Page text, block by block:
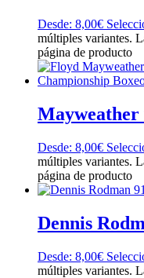
Desde: 8,00€
múltiples variantes.
página de producto
Mayweather
Desde: 8,00€
múltiples variantes.
página de producto
Dennis
Desde: 8,00€
múltiples variantes.